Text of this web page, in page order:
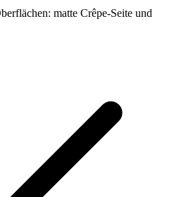
matte Crêpe-Seite und